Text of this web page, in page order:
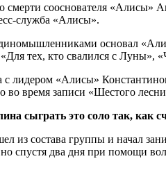
о смерти сооснователя «Алисы»
служба «Алисы».
основал
«Для тех, кто свалился с
с лидером «Алисы»
во время записи «Шестого
сыграть это соло так, как
из состава группы и начал
но спустя два дня при помощи